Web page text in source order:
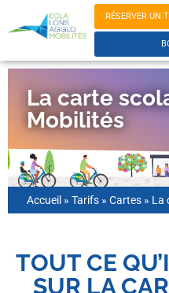
RÉSERVER UN
La carte
Mobilités
Accueil » Tarifs » Cartes » La
TOUT CE
SUR LA